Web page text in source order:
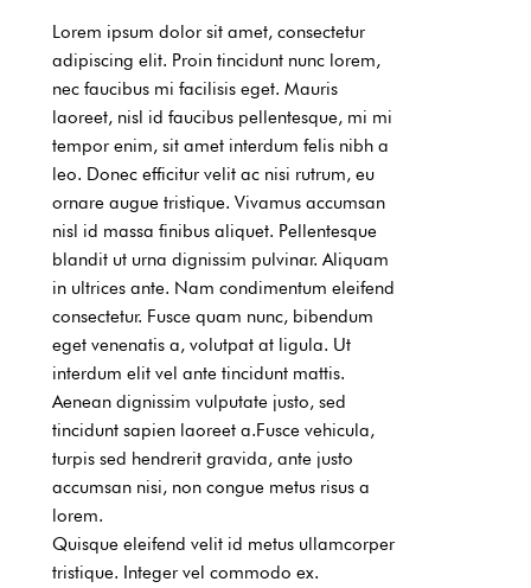
Lorem ipsum dolor sit amet, consectetur
adipiscing elit. Proin tincidunt nunc lorem,
nec faucibus mi facilisis eget. Mauris
laoreet, nisl id faucibus pellentesque, mi mi
tempor enim, sit amet interdum felis nibh a
leo. Donec efficitur velit ac nisi rutrum, eu
ornare augue tristique. Vivamus accumsan
nisl id massa finibus aliquet. Pellentesque
blandit ut urna dignissim pulvinar. Aliquam
in ultrices ante. Nam condimentum eleifend
consectetur. Fusce quam nunc, bibendum
eget venenatis a, volutpat at ligula. Ut
interdum elit vel ante tincidunt mattis.
Aenean dignissim vulputate justo, sed
tincidunt sapien laoreet a.Fusce vehicula,
turpis sed hendrerit gravida, ante justo
accumsan nisi, non congue metus risus a
lorem.
Quisque eleifend velit id metus ullamcorper
tristique. Integer vel commodo ex.